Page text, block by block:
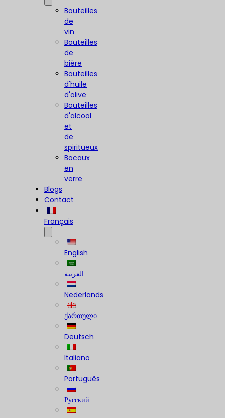
Bouteilles
de
vin
Bouteilles
de
bière
Bouteilles
d'huile
d'olive
Bouteilles
d'alcool
et
de
spiritueux
Bocaux
en
verre
Blogs
Contact
Français
English
العربية
Nederlands
ქართული
Deutsch
Italiano
Português
Русский